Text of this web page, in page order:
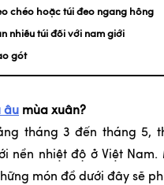
chéo hoặc túi đeo ngang hông
nhiều túi đối với nam giới
gót
âu mùa xuân?
tháng 3 đến tháng 5,
nền nhiệt độ ở Việt Nam.
món đồ dưới đây sẽ